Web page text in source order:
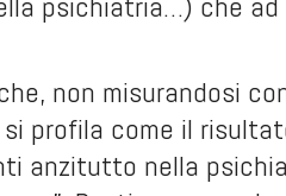
non misurandosi
profila come il
anzitutto nella